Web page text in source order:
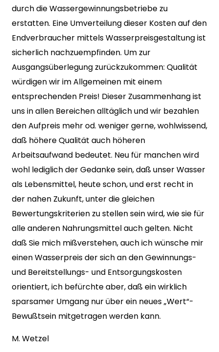
durch die Wassergewinnungsbetriebe zu
erstatten. Eine Umverteilung dieser Kosten auf den
Endverbraucher mittels Wasserpreisgestaltung ist
sicherlich nachzuempfinden. Um zur
Ausgangsüberlegung zurückzukommen: Qualität
würdigen wir im Allgemeinen mit einem
entsprechenden Preis! Dieser Zusammenhang ist
uns in allen Bereichen alltäglich und wir bezahlen
den Aufpreis mehr od. weniger gerne, wohlwissend,
daß höhere Qualität auch höheren
Arbeitsaufwand bedeutet. Neu für manchen wird
wohl lediglich der Gedanke sein, daß unser Wasser
als Lebensmittel, heute schon, und erst recht in
der nahen Zukunft, unter die gleichen
Bewertungskriterien zu stellen sein wird, wie sie für
alle anderen Nahrungsmittel auch gelten. Nicht
daß Sie mich mißverstehen, auch ich wünsche mir
einen Wasserpreis der sich an den Gewinnungs-
und Bereitstellungs- und Entsorgungskosten
orientiert, ich befürchte aber, daß ein wirklich
sparsamer Umgang nur über ein neues „Wert“-
Bewußtsein mitgetragen werden kann.
M. Wetzel